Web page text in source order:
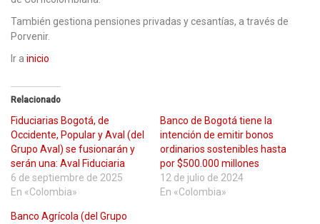
También gestiona pensiones privadas y cesantías, a través de
Porvenir.
Ir a inicio
Relacionado
Fiduciarias Bogotá, de
Occidente, Popular y Aval (del
Grupo Aval) se fusionarán y
serán una: Aval Fiduciaria
6 de septiembre de 2025
En «Colombia»
Banco de Bogotá tiene la
intención de emitir bonos
ordinarios sostenibles hasta
por $500.000 millones
12 de julio de 2024
En «Colombia»
Banco Agrícola (del Grupo